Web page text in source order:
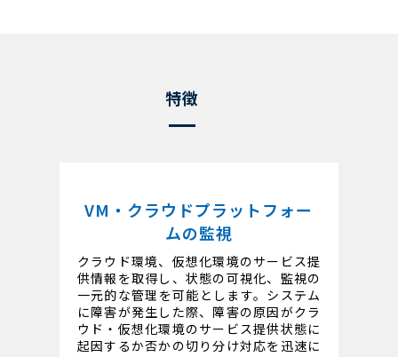
特徴
VM・クラウドプラットフォー
ムの監視
クラウド環境、仮想化環境のサービス提
供情報を取得し、状態の可視化、監視の
一元的な管理を可能とします。システム
に障害が発生した際、障害の原因がクラ
ウド・仮想化環境のサービス提供状態に
起因するか否かの切り分け対応を迅速に